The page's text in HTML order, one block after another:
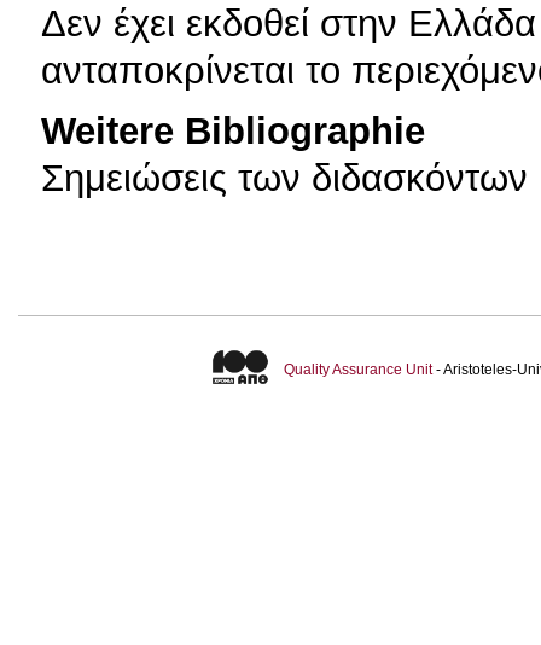
Δεν έχει εκδοθεί στην
ανταποκρίνεται το
Weitere Bibliographie
Σημειώσεις των διδασκόντων
Quality Assurance Unit- Aristoteles-